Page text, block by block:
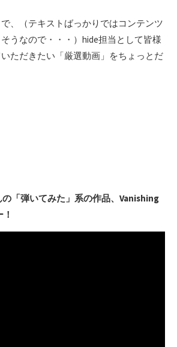
、（テキストばっかりではコンテンツ
うなので・・・）hide担当として皆様
ただきたい「厳選動画」をちょっとだ
「弾いてみた」系の作品、Vanishing